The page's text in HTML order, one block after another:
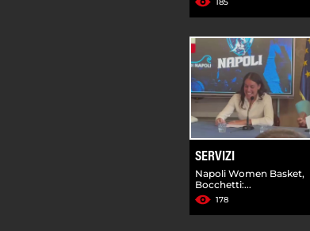
SERVIZI
Napoli Women Basket,
Bocchetti:...
178